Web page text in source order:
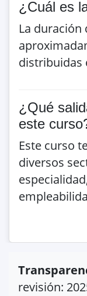
¿Cuál es
La duración
distribuidas
¿Qué
este
Este curso
diversos
revisión: